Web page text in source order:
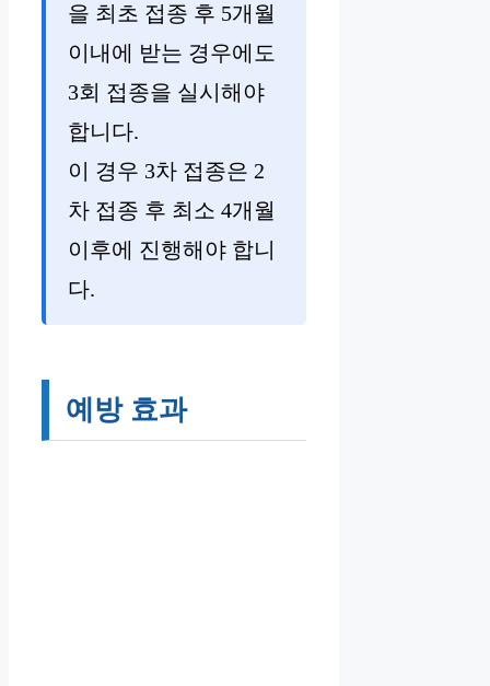
을 최초 접종 후 5개월
이내에 받는 경우에도
3회 접종을 실시해야
합니다.
이 경우 3차 접종은 2
차 접종 후 최소 4개월
이후에 진행해야 합니
다.
예방 효과